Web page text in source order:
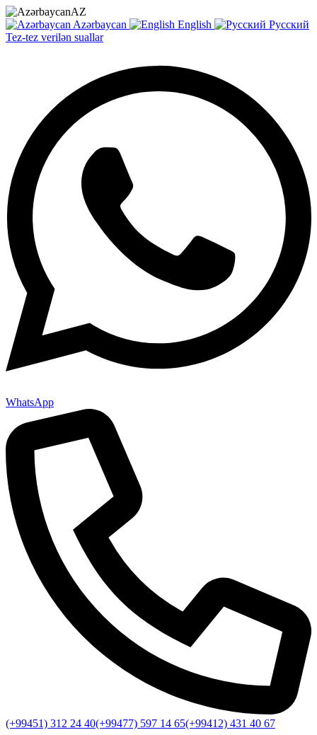
AZ
Azərbaycan
English
Русский
Tez-tez verilən suallar
WhatsApp
(+99451) 312 24 40(+99477) 597 14 65(+99412) 431 40 67